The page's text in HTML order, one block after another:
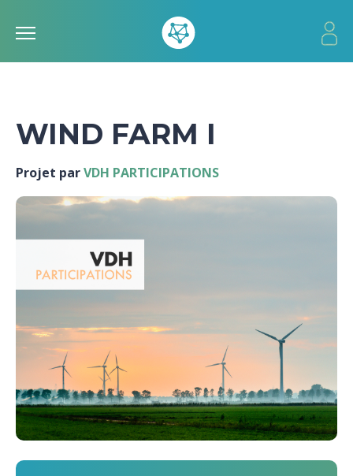
WIND FARM I
Projet parVDH PARTICIPATIONS